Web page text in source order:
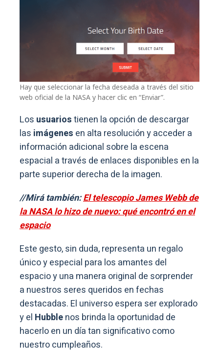
Hay que seleccionar la fecha deseada a través del sitio
web oficial de la NASA y hacer clic en “Enviar”.
Los usuariostienen la opción de descargar
las imágenes en alta resolución y acceder a
información adicional sobre la escena
espacial a través de enlaces disponibles en la
parte superior derecha de la imagen.
//Mirá también:El telescopio James Webb de
la NASA lo hizo de nuevo: qué encontró en el
espacio
Este gesto, sin duda, representa un regalo
único y especial para los amantes del
espacio y una manera original de sorprender
a nuestros seres queridos en fechas
destacadas. El universo espera ser explorado
y el Hubblenos brinda la oportunidad de
hacerlo en un día tan significativo como
nuestro cumpleaños.